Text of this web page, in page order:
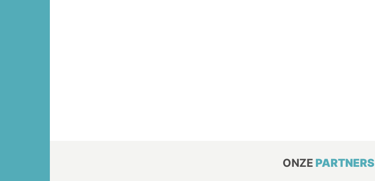
ONZE PARTNERS